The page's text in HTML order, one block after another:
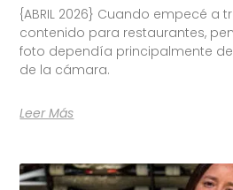
{ABRIL 2026} Cuando empecé a
contenido para restaurantes,
foto dependía principalmente
de la cámara.
Leer Más